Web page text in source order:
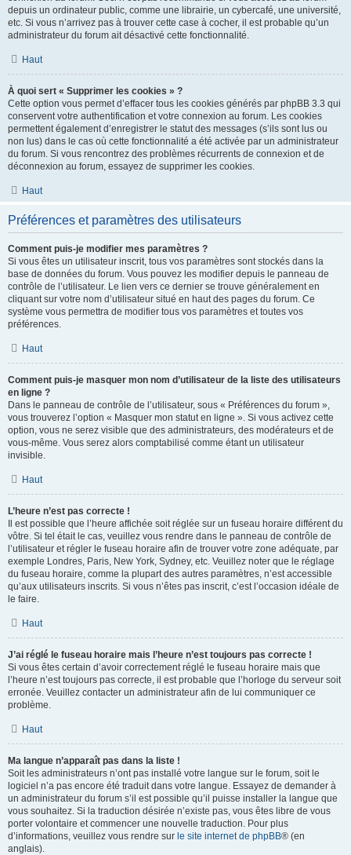
depuis un ordinateur public, comme une librairie, un cybercafé, une université,
etc. Si vous n’arrivez pas à trouver cette case à cocher, il est probable qu’un
administrateur du forum ait désactivé cette fonctionnalité.
Haut
À quoi sert « Supprimer les cookies » ?
Cette option vous permet d’effacer tous les cookies générés par phpBB 3.3 qui
conservent votre authentification et votre connexion au forum. Les cookies
permettent également d’enregistrer le statut des messages (s’ils sont lus ou
non lus) dans le cas où cette fonctionnalité a été activée par un administrateur
du forum. Si vous rencontrez des problèmes récurrents de connexion et de
déconnexion au forum, essayez de supprimer les cookies.
Haut
Préférences et paramètres des utilisateurs
Comment puis-je modifier mes paramètres ?
Si vous êtes un utilisateur inscrit, tous vos paramètres sont stockés dans la
base de données du forum. Vous pouvez les modifier depuis le panneau de
contrôle de l’utilisateur. Le lien vers ce dernier se trouve généralement en
cliquant sur votre nom d’utilisateur situé en haut des pages du forum. Ce
système vous permettra de modifier tous vos paramètres et toutes vos
préférences.
Haut
Comment puis-je masquer mon nom d’utilisateur de la liste des utilisateurs
en ligne ?
Dans le panneau de contrôle de l’utilisateur, sous « Préférences du forum »,
vous trouverez l’option « Masquer mon statut en ligne ». Si vous activez cette
option, vous ne serez visible que des administrateurs, des modérateurs et de
vous-même. Vous serez alors comptabilisé comme étant un utilisateur
invisible.
Haut
L’heure n’est pas correcte !
Il est possible que l’heure affichée soit réglée sur un fuseau horaire différent du
vôtre. Si tel était le cas, veuillez vous rendre dans le panneau de contrôle de
l’utilisateur et régler le fuseau horaire afin de trouver votre zone adéquate, par
exemple Londres, Paris, New York, Sydney, etc. Veuillez noter que le réglage
du fuseau horaire, comme la plupart des autres paramètres, n’est accessible
qu’aux utilisateurs inscrits. Si vous n’êtes pas inscrit, c’est l’occasion idéale de
le faire.
Haut
J’ai réglé le fuseau horaire mais l’heure n’est toujours pas correcte !
Si vous êtes certain d’avoir correctement réglé le fuseau horaire mais que
l’heure n’est toujours pas correcte, il est probable que l’horloge du serveur soit
erronée. Veuillez contacter un administrateur afin de lui communiquer ce
problème.
Haut
Ma langue n’apparaît pas dans la liste !
Soit les administrateurs n’ont pas installé votre langue sur le forum, soit le
logiciel n’a pas encore été traduit dans votre langue. Essayez de demander à
un administrateur du forum s’il est possible qu’il puisse installer la langue que
vous souhaitez. Si la traduction désirée n’existe pas, vous êtes libre de vous
porter volontaire et commencer une nouvelle traduction. Pour plus
d’informations, veuillez vous rendre sur le site internet de phpBB® (en
anglais).